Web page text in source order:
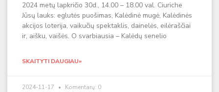
2024 metų lapkričio 30d., 14.00 – 18.00 val. Ciuriche
Jūsų lauks: eglutės puošimas, Kalėdinė mugė, Kalėdinės
akcijos loterija, vaikučių spektaklis, dainelės, eilėraščiai
ir, aišku, vaišės. O svarbiausia – Kalėdų senelio
SKAITYTI DAUGIAU»
2024-11-17 Komentarų: 0